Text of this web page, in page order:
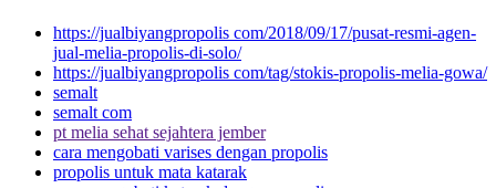
https://jualbiyangpropolis com/2018/09/17/pusat-resmi-agen-
jual-melia-propolis-di-solo/
https://jualbiyangpropolis com/tag/stokis-propolis-melia-gowa/
semalt
semalt com
pt melia sehat sejahtera jember
cara mengobati varises dengan propolis
propolis untuk mata katarak